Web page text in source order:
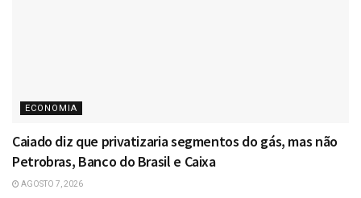
ECONOMIA
Caiado diz que privatizaria segmentos do gás, mas não
Petrobras, Banco do Brasil e Caixa
AGOSTO 7, 2026